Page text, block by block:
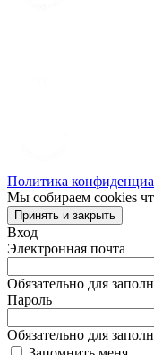
Политика
Мы собираем cookies
Принять и закрыть
Вход
Электронная почта
Обязательно для
Пароль
Обязательно для